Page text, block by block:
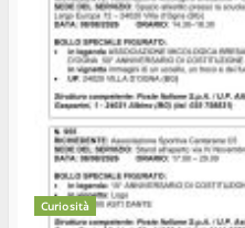
Curiosità